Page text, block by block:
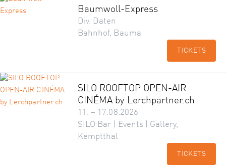
Baumwoll-Express
Div. Daten
Bahnhof, Bauma
TICKETS
SILO ROOFTOP OPEN-AIR
CINÉMA by Lerchpartner.ch
11. – 17.08.2026
SILO Bar | Events | Gallery,
Kemptthal
TICKETS